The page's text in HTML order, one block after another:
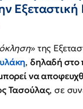
» της
, δηλαδή στο
να
Τασούλας, σε